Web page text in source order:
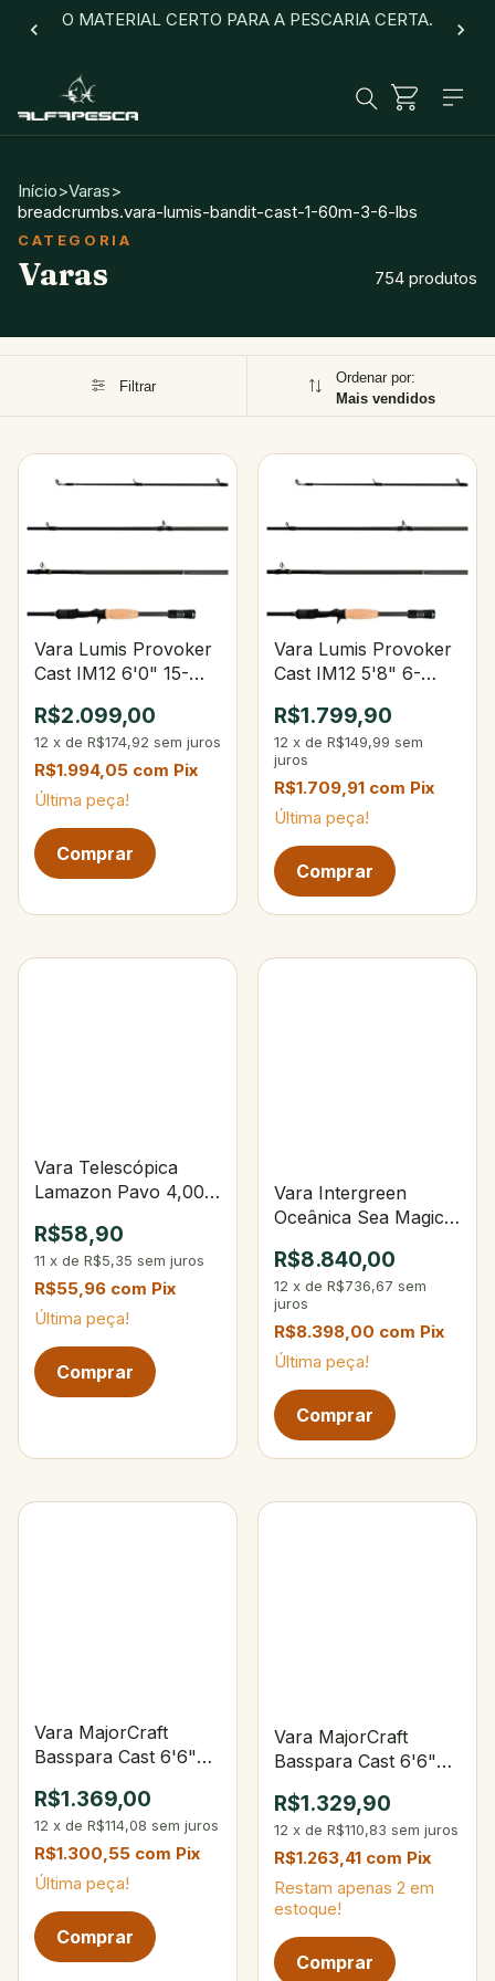
O MATERIAL CERTO PARA A PESCARIA CERTA.
Início>Varas>
breadcrumbs.vara-lumis-bandit-cast-1-60m-3-6-lbs
Varas 754 produtos
Filtrar
Ordenar por:
Mais vendidos
Vara Lumis Provoker
Cast IM12 6'0" 15-
R$2.099,00
12 x de R$174,92 sem juros
R$1.994,05 com Pix
Última peça!
Vara Lumis Provoker
Cast IM12 5'8" 6-
R$1.799,90
12 x de R$149,99 sem
juros
R$1.709,91 com Pix
Última peça!
Vara Telescópica
Lamazon Pavo 4,00m
R$58,90
11 x de R$5,35 sem juros
R$55,96 com Pix
Última peça!
Vara Intergreen
Oceânica Sea Magic
R$8.840,00
12 x de R$736,67 sem
juros
R$8.398,00 com Pix
Última peça!
Vara MajorCraft
Basspara Cast 6'6"
Partes
R$1.369,00
12 x de R$114,08 sem juros
R$1.300,55 com Pix
Última peça!
Vara MajorCraft
Basspara Cast 6'6"
2-Partes
R$1.329,90
12 x de R$110,83 sem juros
R$1.263,41 com Pix
Restam apenas 2 em
estoque!